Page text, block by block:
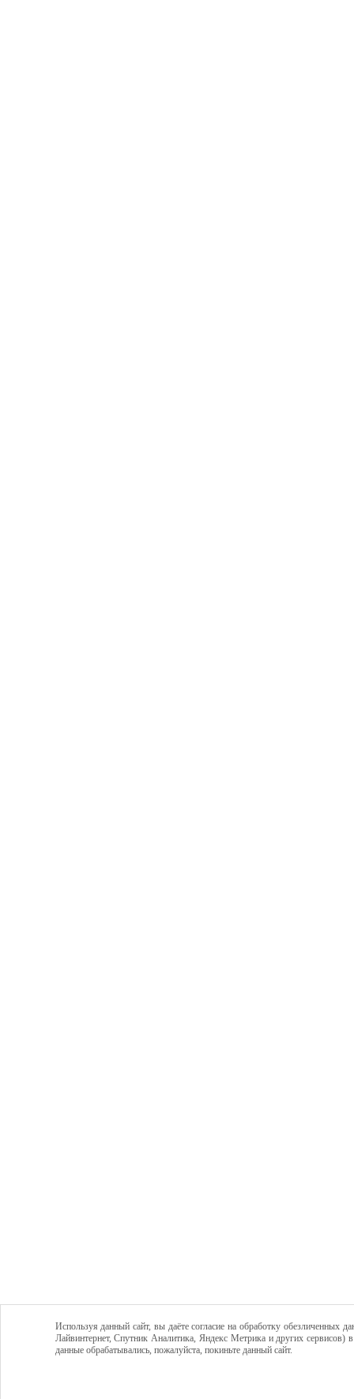
Используя данный сайт, вы даёте согласие на обработку обезличенных
Лайвинтернет, Спутник Аналитика, Яндекс Метрика и других сервисов)
данные обрабатывались, пожалуйста, покиньте данный сайт.